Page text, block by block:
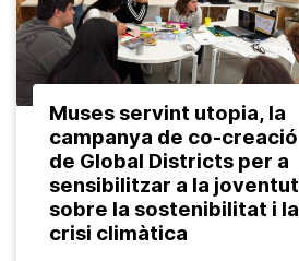
Muses servint utopia, la
campanya de co-creació
de Global Districts per a
sensibilitzar a la joventut
sobre la sostenibilitat i la
crisi climàtica